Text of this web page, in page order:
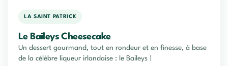
LA SAINT PATRICK
Le Baileys Cheesecake
Un dessert gourmand, tout en rondeur et en finesse, à base
de la célèbre liqueur irlandaise : le Baileys !